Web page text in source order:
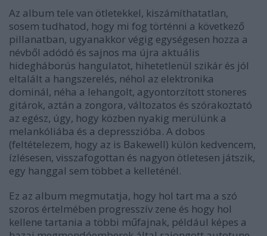
Az album tele van ötletekkel, kiszámíthatatlan,
sosem tudhatod, hogy mi fog történni a következő
pillanatban, ugyanakkor végig egységesen hozza a
névből adódó és sajnos ma újra aktuális
hidegháborús hangulatot, hihetetlenül szikár és jól
eltalált a hangszerelés, néhol az elektronika
dominál, néha a lehangolt, agyontorzított stoneres
gitárok, aztán a zongora, változatos és szórakoztató
az egész, úgy, hogy közben nyakig merülünk a
melankóliába és a depresszióba. A dobos
(feltételezem, hogy az is Bakewell) külön kedvencem,
ízlésesen, visszafogottan és nagyon ötletesen játszik,
egy hanggal sem többet a kelleténél.
Ez az album megmutatja, hogy hol tart ma a szó
szoros értelmében progresszív zene és hogy hol
kellene tartania a többi műfajnak, például képes a